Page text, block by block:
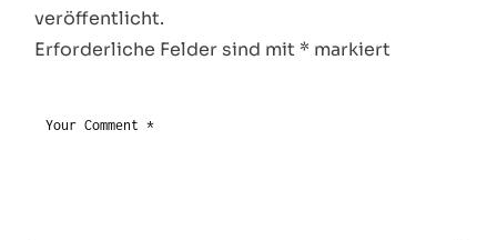
veröffentlicht.
Erforderliche Felder sind mit * markiert